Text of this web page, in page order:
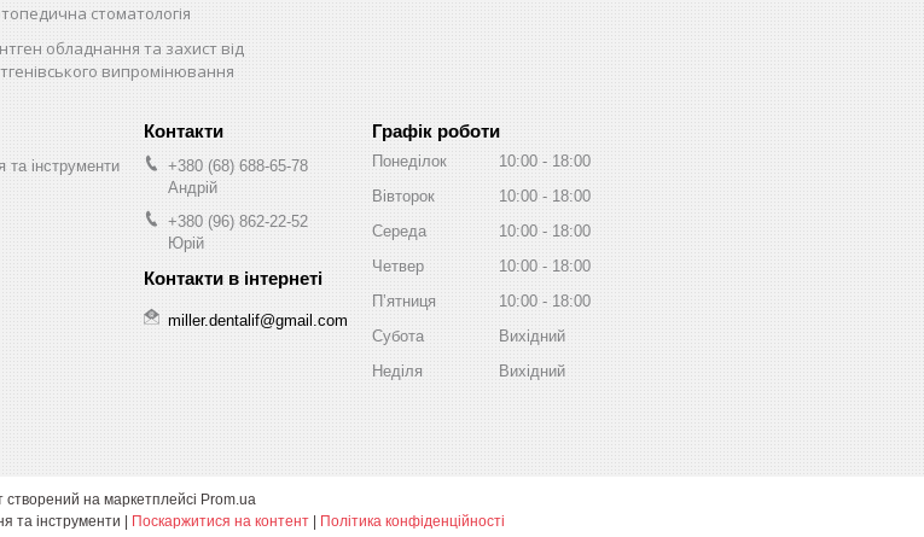
стоматологія
обладнання та захист від
випромінювання
та інструменти
+380 (68) 688-65-78
Андрій
+380 (96) 862-22-52
Юрій
miller.dentalif@gmail.com
Графік роботи
Понеділок 10:00
18:00
Вівторок
10:00
18:00
Середа
10:00
18:00
Четвер
10:00
18:00
Пʼятниця
10:00
18:00
Субота
Вихідний
Неділя
Вихідний
створений на маркетплейсі Prom.ua
Miller Dental - Стоматологічне обладнання та інструменти | Поскаржитися на контент | Політика конфіденційності